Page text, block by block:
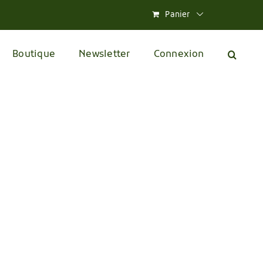
Panier
Boutique Newsletter Connexion